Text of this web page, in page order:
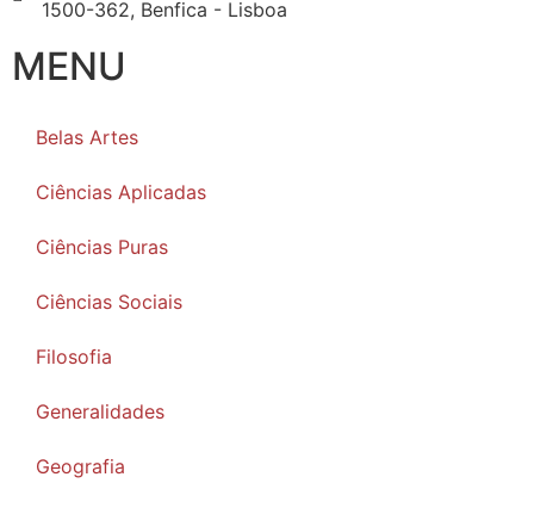
1500-362, Benfica - Lisboa
MENU
Belas Artes
Ciências Aplicadas
Ciências Puras
Ciências Sociais
Filosofia
Generalidades
Geografia